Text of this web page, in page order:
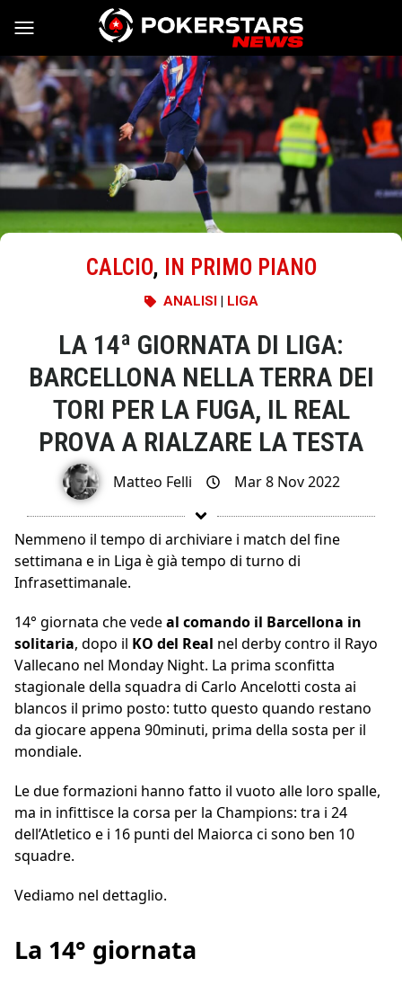
Vai al contenuto
CALCIO, IN PRIMO PIANO
ANALISI| LIGA
LA 14ª GIORNATA DI LIGA:
BARCELLONA NELLA TERRA DEI
TORI PER LA FUGA, IL REAL
PROVA A RIALZARE LA TESTA
Matteo Felli Mar 8 Nov 2022
Nemmeno il tempo di archiviare i match del fine
settimana e in Liga è già tempo di turno di
Infrasettimanale.
14° giornata che vedeal comando il Barcellona in
solitaria, dopo il KO del Real nel derby contro il Rayo
Vallecano nel Monday Night. La prima sconfitta
stagionale della squadra di Carlo Ancelotti costa ai
blancos il primo posto: tutto questo quando restano
da giocare appena 90minuti, prima della sosta per il
mondiale.
Le due formazioni hanno fatto il vuoto alle loro spalle,
ma in infittisce la corsa per la Champions: tra i 24
dell’Atletico e i 16 punti del Maiorca ci sono ben 10
squadre.
Vediamo nel dettaglio.
La 14° giornata